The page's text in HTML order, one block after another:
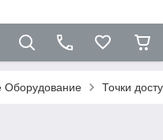
Оборудование Точки